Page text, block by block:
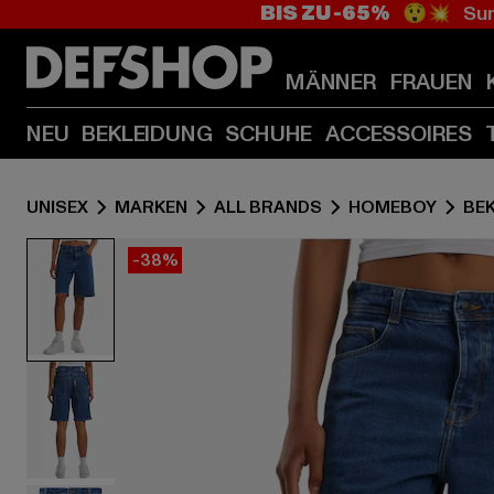
BIS ZU -65% 😲💥
MÄNNER FRAUEN
NEU BEKLEIDUNG SCHUHE ACCESSOIRES
UNISEX MARKEN ALL BRANDS HOMEBOY
-38%